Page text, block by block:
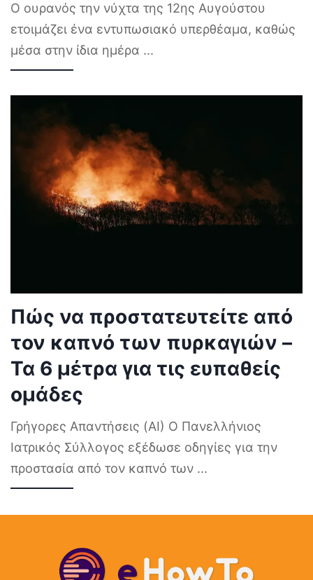
Ο ουρανός την νύχτα της 12ης Αυγούστου
ετοιμάζει ένα εντυπωσιακό υπερθέαμα, καθώς
μέσα στην ίδια ημέρα ...
Πώς να προστατευτείτε από
τον καπνό των πυρκαγιών –
Τα 6 μέτρα για τις ευπαθείς
ομάδες
Γρήγορες Απαντήσεις (AI) Ο Πανελλήνιος
Ιατρικός Σύλλογος εξέδωσε οδηγίες για την
προστασία από τον καπνό των ...